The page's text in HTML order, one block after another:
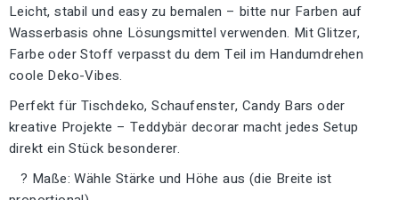
Leicht, stabil und easy zu bemalen – bitte nur Farben auf
Wasserbasis ohne Lösungsmittel verwenden. Mit Glitzer,
Farbe oder Stoff verpasst du dem Teil im Handumdrehen
coole Deko-Vibes.
Perfekt für Tischdeko, Schaufenster, Candy Bars oder
kreative Projekte – Teddybär decorar macht jedes Setup
direkt ein Stück besonderer.
? Maße: Wähle Stärke und Höhe aus (die Breite ist